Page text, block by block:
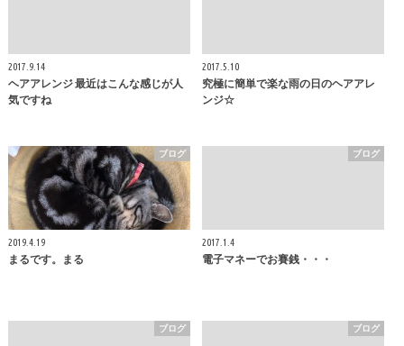
2017.9.14
ヘアアレンジ 最近はこんな感じが人
気ですね
2017.5.10
究極に簡単で楽な雨の日のヘアアレ
ンジ☆
ブログ
2019.4.19
まるです。まる
ブログ
2017.1.4
電子マネーでお賽銭・・・
ブログ ブログ